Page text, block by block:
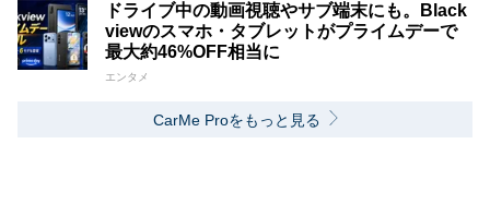
ドライブ中の動画視聴やサブ端末にも。Black
viewのスマホ・タブレットがプライムデーで
最大約46%OFF相当に
エンタメ
CarMe Proをもっと見る